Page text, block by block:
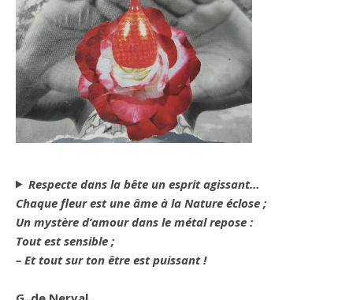
Respecte dans la bête un esprit agissant…
Chaque fleur est une âme à la Nature éclose ;
Un mystère d’amour dans le métal repose :
Tout est sensible ;
– Et tout sur ton être est puissant !